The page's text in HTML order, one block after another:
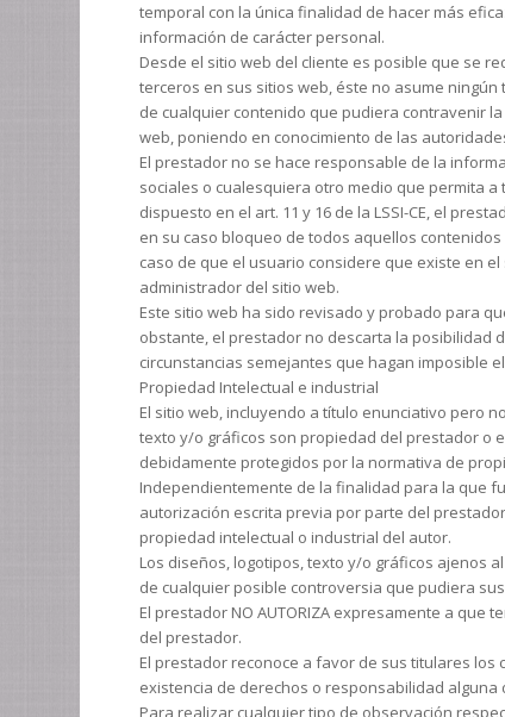
temporal con la única finalidad de hacer más
información de carácter personal.
Desde el sitio web del cliente es posible que se
terceros en sus sitios web, éste no asume
de cualquier contenido que pudiera contravenir
web, poniendo en conocimiento de las
El prestador no se hace responsable de la
sociales o cualesquiera otro medio que permita
dispuesto en el art. 11 y 16 de la LSSI-CE, el
en su caso bloqueo de todos aquellos
caso de que el usuario considere que existe en
administrador del sitio web.
Este sitio web ha sido revisado y probado para
obstante, el prestador no descarta la posibilidad
circunstancias semejantes que hagan imposible
Propiedad Intelectual e industrial
El sitio web, incluyendo a título enunciativo pero
texto y/o gráficos son propiedad del prestador o
debidamente protegidos por la normativa de
Independientemente de la finalidad para la que
autorización escrita previa por parte del
propiedad intelectual o industrial del autor.
Los diseños, logotipos, texto y/o gráficos ajenos
de cualquier posible controversia que pudiera
El prestador NO AUTORIZA expresamente a
del prestador.
El prestador reconoce a favor de sus titulares
existencia de derechos o responsabilidad
Para realizar cualquier tipo de observación